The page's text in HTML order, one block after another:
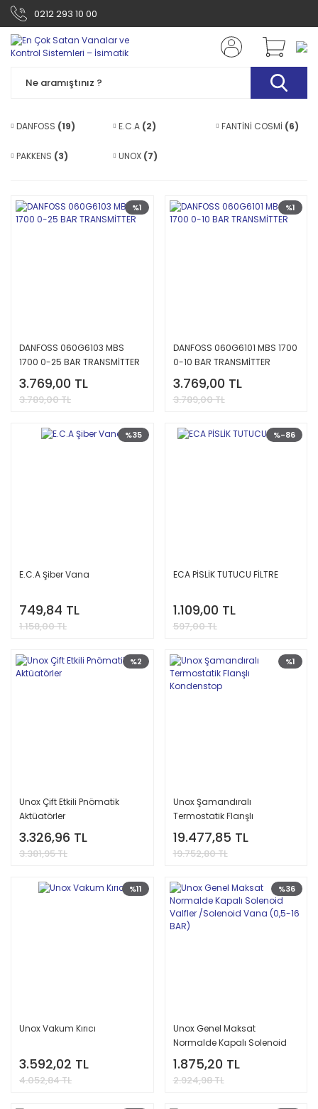
0212 293 10 00
DANFOSS (19) E.C.A (2) FANTİNİ COSMİ (6)
PAKKENS (3) UNOX (7)
%1
DANFOSS 060G6103 MBS
1700 0-25 BAR TRANSMİTTER
3.769,00 TL
3.789,00 TL
%1
DANFOSS 060G6101 MBS 1700
0-10 BAR TRANSMİTTER
3.769,00 TL
3.789,00 TL
%35
E.C.A Şiber Vana
749,84 TL
1.158,00 TL
%-86
ECA PİSLİK TUTUCU FİLTRE
1.109,00 TL
597,00 TL
%2
Unox Çift Etkili Pnömatik
Aktüatörler
3.326,96 TL
3.381,95 TL
%1
Unox Şamandıralı
Termostatik Flanşlı
Kondenstop
19.477,85 TL
19.752,80 TL
%11
Unox Vakum Kırıcı
3.592,02 TL
4.052,84 TL
%36
Unox Genel Maksat
Normalde Kapalı Solenoid
Valfler /Solenoid Vana (0,5-
16 BAR)
1.875,20 TL
2.924,98 TL